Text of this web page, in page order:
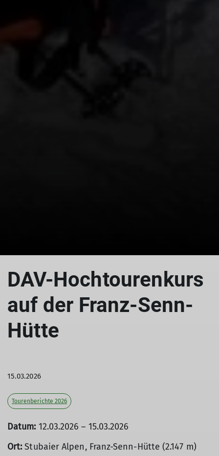
DAV-Hochtourenkurs
auf der Franz-Senn-
Hütte
15.03.2026
Tourenberichte 2026
Datum: 12.03.2026 – 15.03.2026
Ort: Stubaier Alpen, Franz-Senn-Hütte (2.147 m)